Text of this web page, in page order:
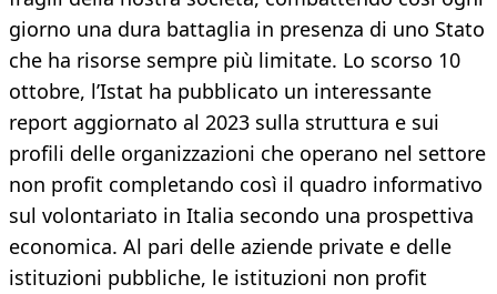
giorno una dura battaglia in presenza di uno Stato
che ha risorse sempre più limitate. Lo scorso 10
ottobre, l’Istat ha pubblicato un interessante
report aggiornato al 2023 sulla struttura e sui
profili delle organizzazioni che operano nel settore
non profit completando così il quadro informativo
sul volontariato in Italia secondo una prospettiva
economica. Al pari delle aziende private e delle
istituzioni pubbliche, le istituzioni non profit